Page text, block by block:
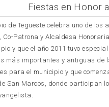
Fiestas en Honor
de Tegueste celebra uno de
Co-Patrona y Alcaldesa
y que el año 2011 tuvo
más importantes y antiguas de
para el municipio y que
San Marcos, donde participan